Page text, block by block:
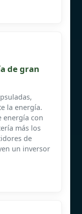
de gran
la energía.
energía con
más los
de
un inversor